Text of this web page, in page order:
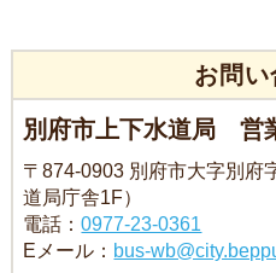
お問い
別府市上下水道局 営
〒874-0903 別府市大字別府
道局庁舎1F）
電話：0977-23-0361
Eメール： bus-